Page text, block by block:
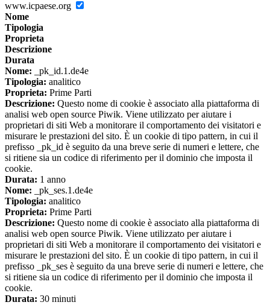
www.icpaese.org
Nome
Tipologia
Proprieta
Descrizione
Durata
Nome: _pk_id.1.de4e
Tipologia: analitico
Proprieta: Prime Parti
Descrizione: Questo nome di cookie è associato alla piattaforma di
analisi web open source Piwik. Viene utilizzato per aiutare i
proprietari di siti Web a monitorare il comportamento dei visitatori e
misurare le prestazioni del sito. È un cookie di tipo pattern, in cui il
prefisso _pk_id è seguito da una breve serie di numeri e lettere, che
si ritiene sia un codice di riferimento per il dominio che imposta il
cookie.
Durata: 1 anno
Nome: _pk_ses.1.de4e
Tipologia: analitico
Proprieta: Prime Parti
Descrizione: Questo nome di cookie è associato alla piattaforma di
analisi web open source Piwik. Viene utilizzato per aiutare i
proprietari di siti Web a monitorare il comportamento dei visitatori e
misurare le prestazioni del sito. È un cookie di tipo pattern, in cui il
prefisso _pk_ses è seguito da una breve serie di numeri e lettere, che
si ritiene sia un codice di riferimento per il dominio che imposta il
cookie.
Durata: 30 minuti